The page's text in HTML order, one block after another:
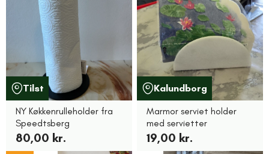
Tilst
NY Køkkenrulleholder fra
Speedtsberg
80,00 kr.
Kalundborg
Marmor serviet holder
med servietter
19,00 kr.